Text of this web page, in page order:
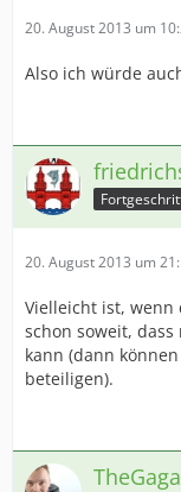
20. August 2013 um
Also ich würde
20. August 2013 um
Vielleicht ist, wenn
schon soweit,
kann (dann
beteiligen).